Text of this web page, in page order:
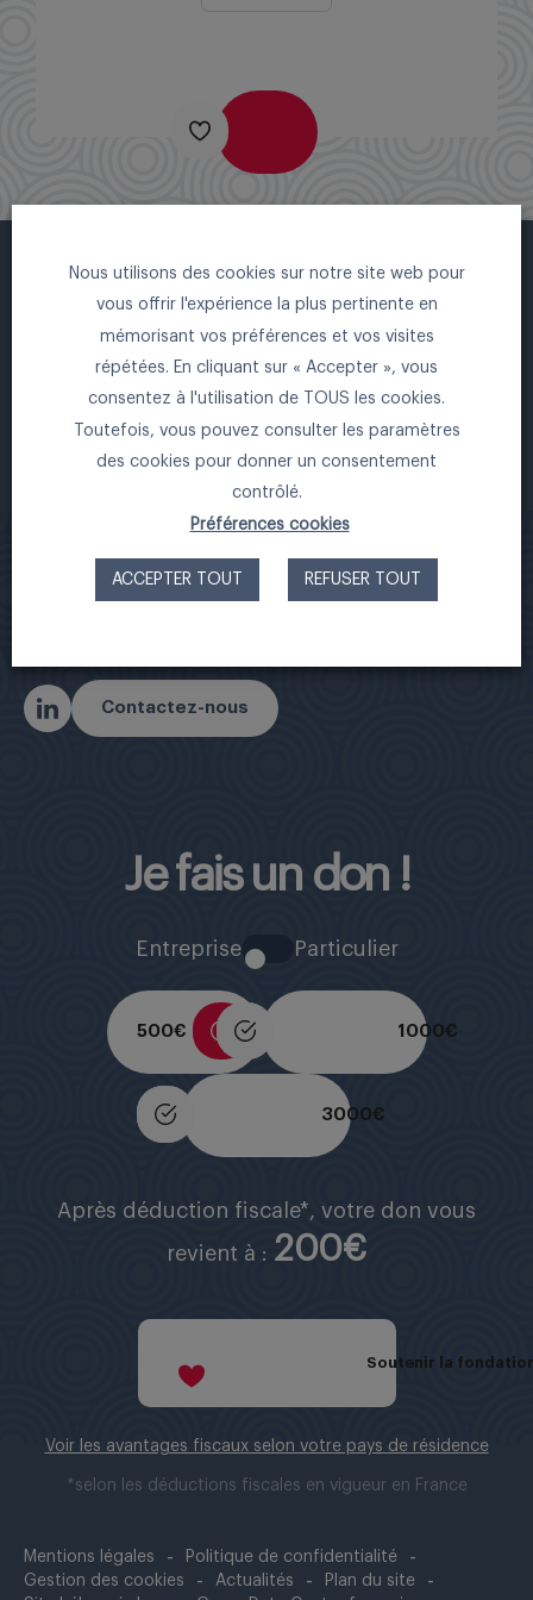
FONDATION INSTITUT LYFE
1A Chemin de Calabert – 69130 Ecully –
Tel : 04 27 02 96 39 – du lundi au vendredi –
Contactez-nous
Je fais un don !
Entreprise Particulier
500 €
Après déduction fiscale*, votre don vous
revient à : 200€
Soutenir la fondation
Voir les avantages fiscaux selon votre pays de résidence
*selon les déductions fiscales en vigueur en France
Mentions légales
Politique de confidentialité
Gestion des cookies
Actualités
Plan du site
Nous utilisons des cookies sur notre site web pour
vous offrir l'expérience la plus pertinente en
mémorisant vos préférences et vos visites
répétées. En cliquant sur « Accepter », vous
consentez à l'utilisation de TOUS les cookies.
Toutefois, vous pouvez consulter les paramètres
des cookies pour donner un consentement
contrôlé.
Préférences cookies
ACCEPTER TOUT REFUSER TOUT